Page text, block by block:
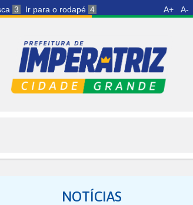
3 Ir para o rodapé 4 A+ A-
NOTÍCIAS